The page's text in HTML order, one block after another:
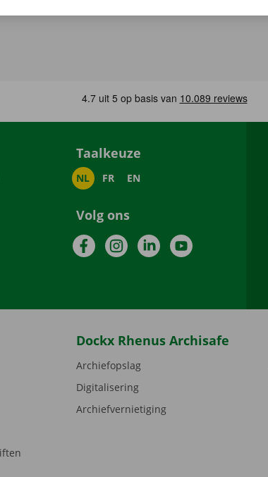
Taalkeuze
NL FR EN
Volg ons
FacebookInstagramLinkedInYouTube
Dockx Rhenus Archisafe
Archiefopslag
Digitalisering
Archiefvernietiging